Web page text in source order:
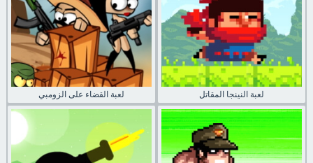
لعبة القضاء على الزومبي لعبة النينجا المقاتل